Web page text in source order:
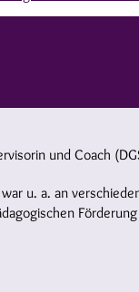
und Coach
u. a. an